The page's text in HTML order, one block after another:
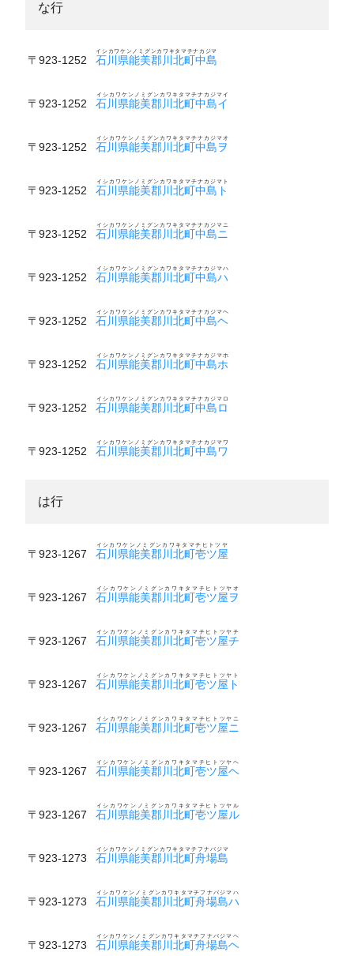
な行
〒923-1252 石川県能美郡川北町中島
イシカワケンノミグンカワキタマチナカジマ
〒923-1252 石川県能美郡川北町中島イ
イシカワケンノミグンカワキタマチナカジマイ
〒923-1252 石川県能美郡川北町中島ヲ
イシカワケンノミグンカワキタマチナカジマオ
〒923-1252 石川県能美郡川北町中島ト
イシカワケンノミグンカワキタマチナカジマト
〒923-1252 石川県能美郡川北町中島ニ
イシカワケンノミグンカワキタマチナカジマニ
〒923-1252 石川県能美郡川北町中島ハ
イシカワケンノミグンカワキタマチナカジマハ
〒923-1252 石川県能美郡川北町中島ヘ
イシカワケンノミグンカワキタマチナカジマヘ
〒923-1252 石川県能美郡川北町中島ホ
イシカワケンノミグンカワキタマチナカジマホ
〒923-1252 石川県能美郡川北町中島ロ
イシカワケンノミグンカワキタマチナカジマロ
〒923-1252 石川県能美郡川北町中島ワ
イシカワケンノミグンカワキタマチナカジマワ
は行
〒923-1267 石川県能美郡川北町壱ツ屋
イシカワケンノミグンカワキタマチヒトツヤ
〒923-1267 石川県能美郡川北町壱ツ屋ヲ
イシカワケンノミグンカワキタマチヒトツヤオ
〒923-1267 石川県能美郡川北町壱ツ屋チ
イシカワケンノミグンカワキタマチヒトツヤチ
〒923-1267 石川県能美郡川北町壱ツ屋ト
イシカワケンノミグンカワキタマチヒトツヤト
〒923-1267 石川県能美郡川北町壱ツ屋ニ
イシカワケンノミグンカワキタマチヒトツヤニ
〒923-1267 石川県能美郡川北町壱ツ屋ヘ
イシカワケンノミグンカワキタマチヒトツヤヘ
〒923-1267 石川県能美郡川北町壱ツ屋ル
イシカワケンノミグンカワキタマチヒトツヤル
〒923-1273 石川県能美郡川北町舟場島
イシカワケンノミグンカワキタマチフナバジマ
〒923-1273 石川県能美郡川北町舟場島ハ
イシカワケンノミグンカワキタマチフナバジマハ
〒923-1273 石川県能美郡川北町舟場島ヘ
イシカワケンノミグンカワキタマチフナバジマヘ